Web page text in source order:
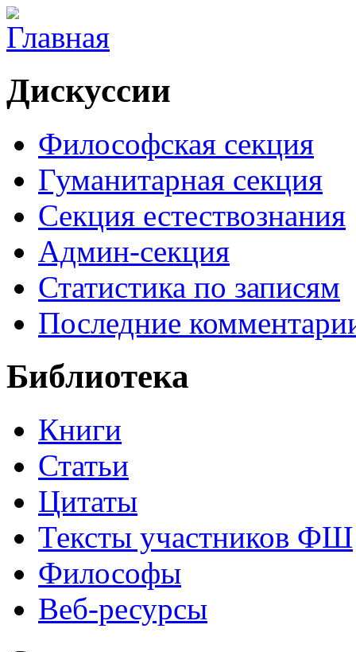
Дискуссии
Философская секция
Гуманитарная секция
Секция естествознания
Админ-секция
Статистика по записям
Последние
Библиотека
Книги
Статьи
Цитаты
Тексты участников ФШ
Философы
Веб-ресурсы